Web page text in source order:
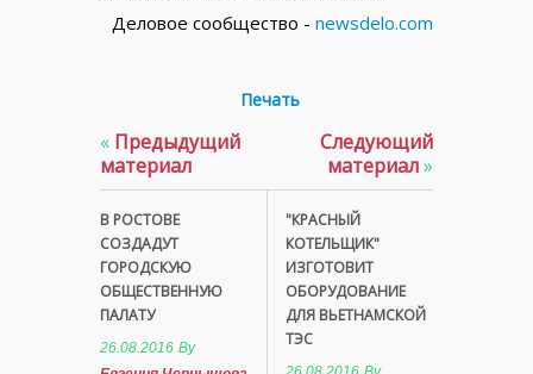
Деловое сообщество - newsdelo.com
Печать
« Предыдущий
материал
В РОСТОВЕ
СОЗДАДУТ
ГОРОДСКУЮ
ОБЩЕСТВЕННУЮ
ПАЛАТУ
26.08.2016 By
Следующий
материал»
"КРАСНЫЙ
КОТЕЛЬЩИК"
ИЗГОТОВИТ
ОБОРУДОВАНИЕ
ДЛЯ ВЬЕТНАМСКОЙ
ТЭС